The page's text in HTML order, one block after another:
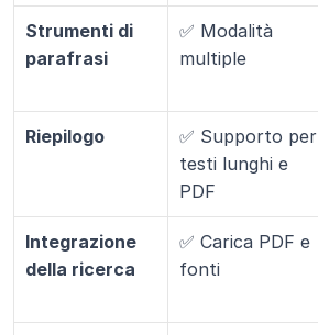
Strumenti di
parafrasi
✅ Modalità
multiple
Riepilogo
✅ Supporto per
testi lunghi e
PDF
Integrazione
della ricerca
✅ Carica PDF e
fonti